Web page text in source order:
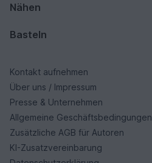
Nähen
Basteln
Kontakt aufnehmen
Über uns / Impressum
Presse & Unternehmen
Allgemeine Geschäftsbedingungen
Zusätzliche AGB für Autoren
KI-Zusatzvereinbarung